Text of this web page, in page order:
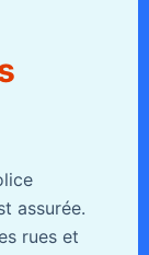
assurée.
rues et